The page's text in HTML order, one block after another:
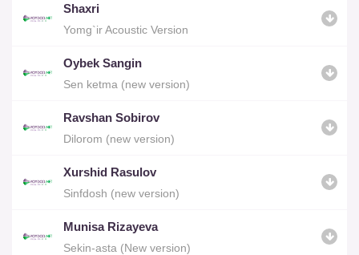
Shaxri
Yomg`ir Acoustic Version
Oybek Sangin
Sen ketma (new version)
Ravshan Sobirov
Dilorom (new version)
Xurshid Rasulov
Sinfdosh (new version)
Munisa Rizayeva
Sekin-asta (New version)